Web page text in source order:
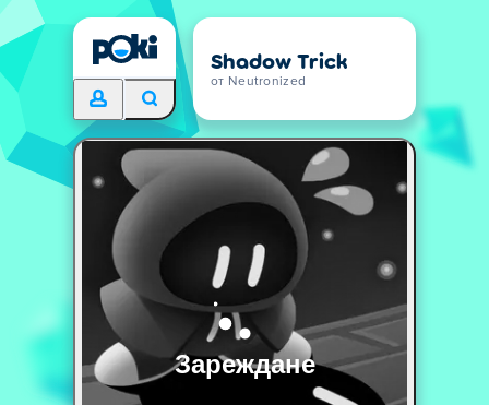
Shadow Trick
от Neutronized
Зареждане